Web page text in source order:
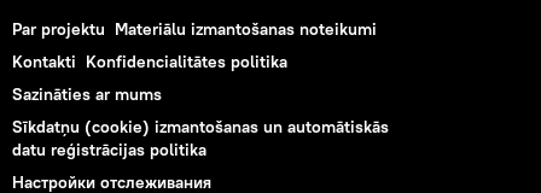
Par projektu Materiālu izmantošanas noteikumi
Kontakti Konfidencialitātes politika
Sazināties ar mums
Sīkdatņu (cookie) izmantošanas un automātiskās
datu reģistrācijas politika
Настройки отслеживания